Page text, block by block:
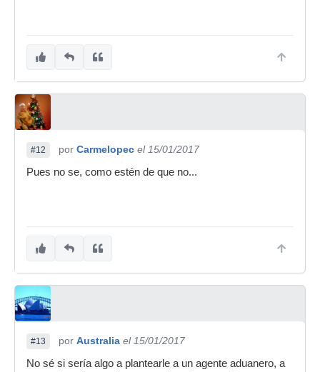
#12 por Carmelopec el 15/01/2017
Pues no se, como estén de que no...
#13 por Australia el 15/01/2017
No sé si sería algo a plantearle a un agente aduanero, a